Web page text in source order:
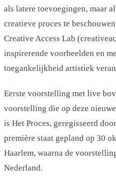
als latere toevoegingen, maar
creatieve proces te
Creative Access Lab
inspirerende voorbeelden en
toegankelijkheid artistiek
Eerste voorstelling met live
voorstelling die op deze
is Het Proces, geregisseerd
première staat gepland op 30
Haarlem, waarna de
Nederland.